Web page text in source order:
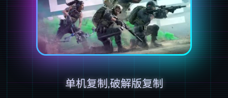
单机复制,破解版复制